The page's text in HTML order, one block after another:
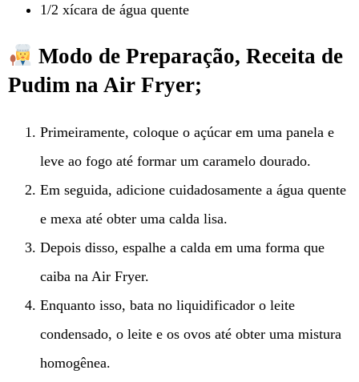
1/2 xícara de água quente
Modo de Preparação, Receita de
Pudim na Air Fryer;
Primeiramente, coloque o açúcar em uma panela e
leve ao fogo até formar um caramelo dourado.
Em seguida, adicione cuidadosamente a água quente
e mexa até obter uma calda lisa.
Depois disso, espalhe a calda em uma forma que
caiba na Air Fryer.
Enquanto isso, bata no liquidificador o leite
condensado, o leite e os ovos até obter uma mistura
homogênea.